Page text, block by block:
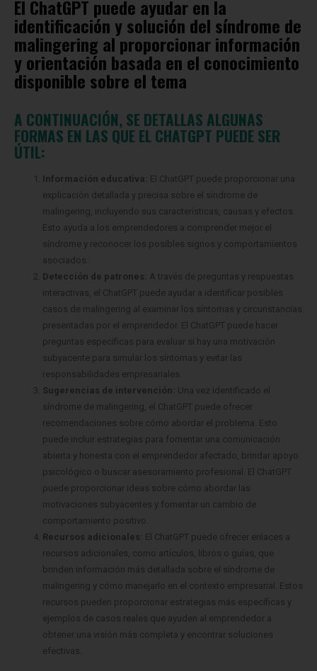
El ChatGPT puede ayudar en la
identificación y solución del síndrome de
malingering al proporcionar información
y orientación basada en el conocimiento
disponible sobre el tema
A CONTINUACIÓN, SE DETALLAS ALGUNAS
FORMAS EN LAS QUE EL CHATGPT PUEDE SER
ÚTIL:
Información educativa: El ChatGPT puede proporcionar una
explicación detallada y precisa sobre el síndrome de
malingering, incluyendo sus características, causas y efectos.
Esto ayuda a los emprendedores a comprender mejor el
síndrome y reconocer los posibles signos y comportamientos
asociados.
Detección de patrones: A través de preguntas y respuestas
interactivas, el ChatGPT puede ayudar a identificar posibles
casos de malingering al examinar los síntomas y circunstancias
presentadas por el emprendedor. El ChatGPT puede hacer
preguntas específicas para evaluar si hay una motivación
subyacente para simular los síntomas y evitar las
responsabilidades empresariales.
Sugerencias de intervención: Una vez identificado el
síndrome de malingering, el ChatGPT puede ofrecer
recomendaciones sobre cómo abordar el problema. Esto
puede incluir estrategias para fomentar una comunicación
abierta y honesta con el emprendedor afectado, brindar apoyo
psicológico o buscar asesoramiento profesional. El ChatGPT
puede proporcionar ideas sobre cómo abordar las
motivaciones subyacentes y fomentar un cambio de
comportamiento positivo.
Recursos adicionales: El ChatGPT puede ofrecer enlaces a
recursos adicionales, como artículos, libros o guías, que
brinden información más detallada sobre el síndrome de
malingering y cómo manejarlo en el contexto empresarial. Estos
recursos pueden proporcionar estrategias más específicas y
ejemplos de casos reales que ayuden al emprendedor a
obtener una visión más completa y encontrar soluciones
efectivas.